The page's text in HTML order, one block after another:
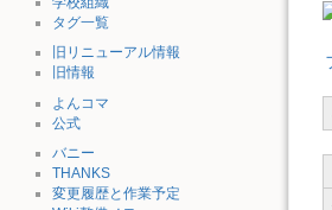
タグ一覧
旧リニューアル情報
旧情報
よんコマ
公式
バニー
THANKS
変更履歴と作業予定